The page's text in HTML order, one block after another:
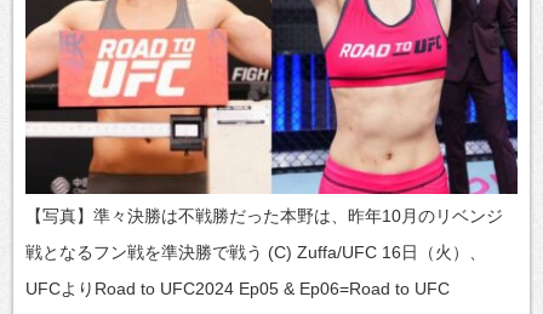
【写真】準々決勝は不戦勝だった本野は、昨年10月のリベンジ
戦となるフン戦を準決勝で戦う (C) Zuffa/UFC 16日（火）、
UFCよりRoad to UFC2024 Ep05 & Ep06=Road to UFC